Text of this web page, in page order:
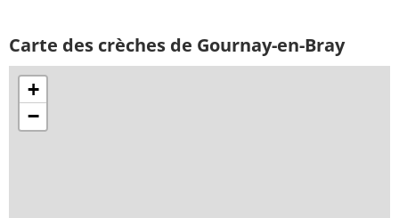
Carte des crèches de Gournay-en-Bray
+
−